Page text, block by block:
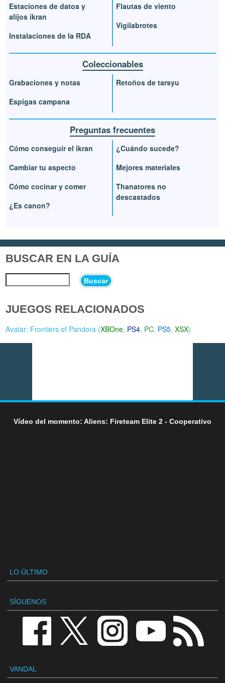
Estaciones de datos y
alijos ikran
Instalaciones de la RDA
Flautas de viento
Vigilabrotes
Coleccionables
Grabaciones y notas
Espigas campana
Retoños de tarsyu
Preguntas frecuentes
Cómo conseguir el ikran
Cambiar tu aspecto
Cómo cocinar y comer
¿Es canon?
¿Cuándo sucede?
Mejores materiales
Thanatores no
descastados
BUSCAR EN LA GUÍA
Buscar
JUEGOS RELACIONADOS
Avatar: Frontiers of Pandora (XBOne, PS4, PC, PS5,XSX)
Vídeo del momento: Aliens: Fireteam Elite 2 - Cooperativo
LO ÚLTIMO
SÍGUENOS
VANDAL